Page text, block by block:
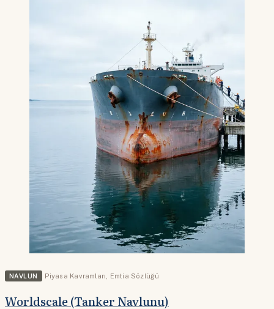
NAVLUN Piyasa Kavramları Emtia Sözlüğü
Worldscale (Tanker Navlunu)